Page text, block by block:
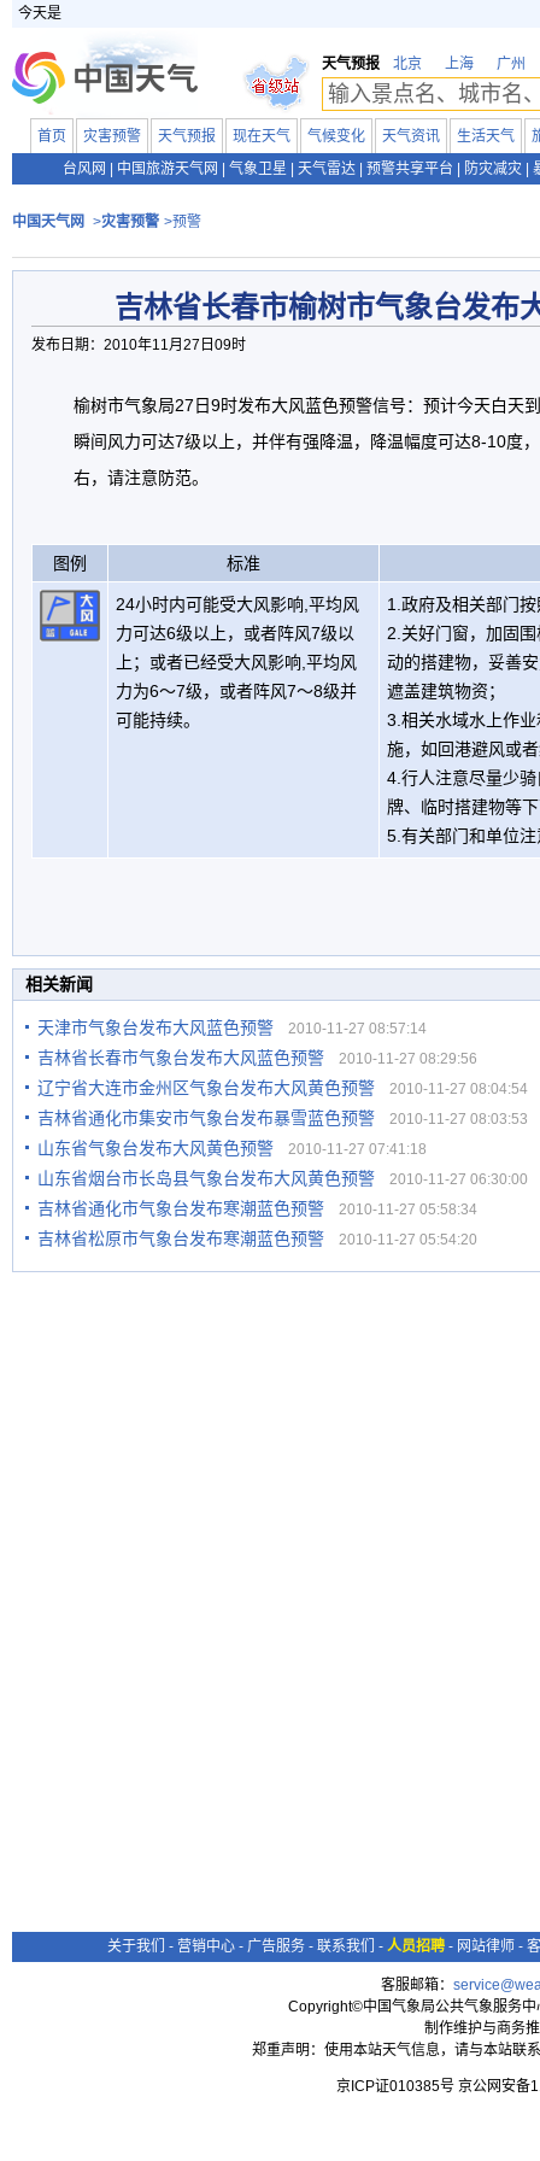
今天是
天气预报 北京 上海 广州
首页 灾害预警 天气预报 现在天气 气候变化 天气资讯 生活天气
台风网
中国旅游天气网 气象卫星 天气雷达 预警共享平台 防灾减灾
中国天气网 >灾害预警 >预警
吉林省长春市榆树市气象台发布
发布日期：2010年11月27日09时
榆树市气象局27日9时发布大风蓝色预警信号：预计今天白天
瞬间风力可达7级以上，并伴有强降温，降温幅度可达8-10度
右，请注意防范。
图例 标准
24小时内可能受大风影响,平均风
力可达6级以上，或者阵风7级以
上；或者已经受大风影响,平均风
力为6～7级，或者阵风7～8级并
可能持续。
1.政府及相关部门
2.关好门窗，加固
动的搭建物，妥善
遮盖建筑物资；
3.相关水域水上作
施，如回港避风或
4.行人注意尽量少
牌、临时搭建物等
5.有关部门和单位
相关新闻
天津市气象台发布大风蓝色预警 2010-11-27 08:57:14
吉林省长春市气象台发布大风蓝色预警 2010-11-27 08:29:56
辽宁省大连市金州区气象台发布大风黄色预警 2010-11-27 08:04:54
吉林省通化市集安市气象台发布暴雪蓝色预警 2010-11-27 08:03:53
山东省气象台发布大风黄色预警 2010-11-27 07:41:18
山东省烟台市长岛县气象台发布大风黄色预警 2010-11-27 06:30:00
吉林省通化市气象台发布寒潮蓝色预警 2010-11-27 05:58:34
吉林省松原市气象台发布寒潮蓝色预警 2010-11-27 05:54:20
关于我们 - 营销中心 - 广告服务 - 联系我们 - 人员招聘 - 网站律师 -
客服邮箱：
Copyright©中国气象局公共气象服务
制作维护与商务
郑重声明：使用本站天气信息，请与本站联
京ICP证010385号 京公网安备